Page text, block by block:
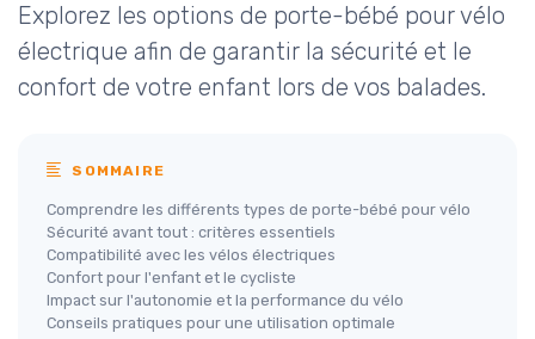
Explorez les options de porte-bébé pour vélo
électrique afin de garantir la sécurité et le
confort de votre enfant lors de vos balades.
SOMMAIRE
Comprendre les différents types de porte-bébé pour vélo
Sécurité avant tout : critères essentiels
Compatibilité avec les vélos électriques
Confort pour l'enfant et le cycliste
Impact sur l'autonomie et la performance du vélo
Conseils pratiques pour une utilisation optimale